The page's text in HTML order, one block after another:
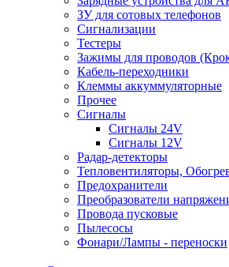
ЗУ для сотовых телефонов
Сигнализации
Тестеры
Зажимы для проводов
Кабель-переходники
Клеммы аккуммуляторные
Прочее
Сигналы
Сигналы 24V
Сигналы 12V
Радар-детекторы
Тепловентиляторы,
Предохранители
Преобразователи
Провода пусковые
Пылесосы
Фонари/Лампы - переноски